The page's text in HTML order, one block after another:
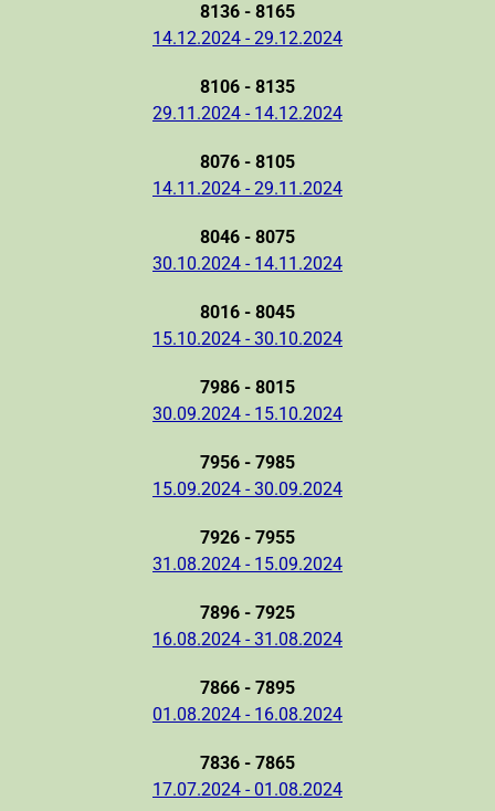
8136 - 8165
14.12.2024 - 29.12.2024
8106 - 8135
29.11.2024 - 14.12.2024
8076 - 8105
14.11.2024 - 29.11.2024
8046 - 8075
30.10.2024 - 14.11.2024
8016 - 8045
15.10.2024 - 30.10.2024
7986 - 8015
30.09.2024 - 15.10.2024
7956 - 7985
15.09.2024 - 30.09.2024
7926 - 7955
31.08.2024 - 15.09.2024
7896 - 7925
16.08.2024 - 31.08.2024
7866 - 7895
01.08.2024 - 16.08.2024
7836 - 7865
17.07.2024 - 01.08.2024